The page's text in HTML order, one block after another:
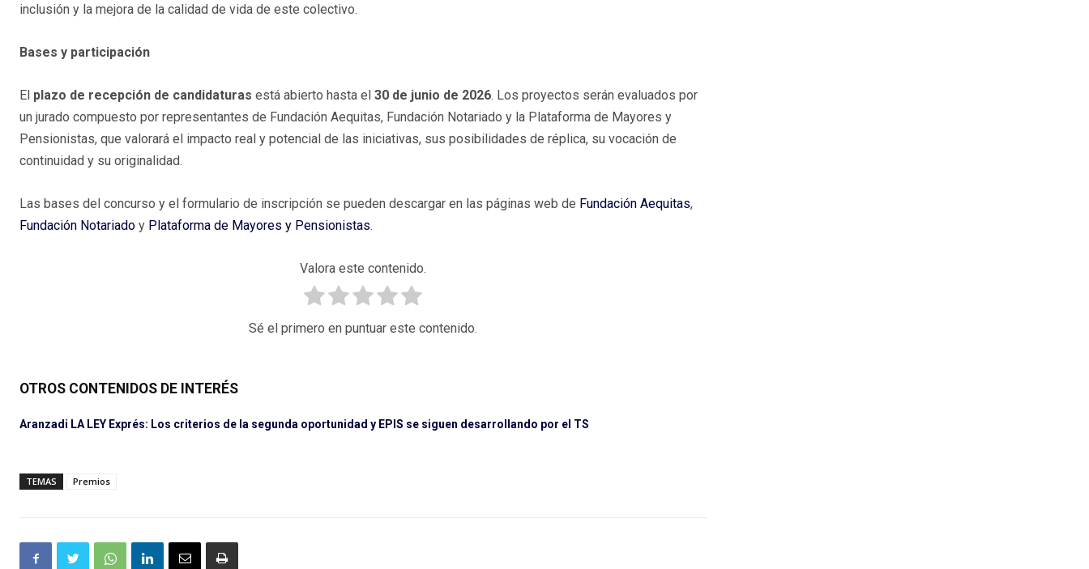
inclusión y la mejora de la calidad de vida de este colectivo.
Bases y participación
El plazo de recepción de candidaturas está abierto hasta el 30 de junio de 2026. Los proyectos serán evaluados por
un jurado compuesto por representantes de Fundación Aequitas, Fundación Notariado y la Plataforma de Mayores y
Pensionistas, que valorará el impacto real y potencial de las iniciativas, sus posibilidades de réplica, su vocación de
continuidad y su originalidad.
Las bases del concurso y el formulario de inscripción se pueden descargar en las páginas web de Fundación Aequitas,
Fundación Notariado y Plataforma de Mayores y Pensionistas.
Valora este contenido.
Sé el primero en puntuar este contenido.
OTROS CONTENIDOS DE INTERÉS
Aranzadi LA LEY Exprés: Los criterios de la segunda oportunidad y EPIS se siguen desarrollando por el TS
TEMAS Premios